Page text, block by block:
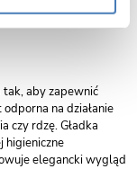
tak, aby zapewnić
na działanie
czy rdzę. Gładka
higieniczne
elegancki wygląd